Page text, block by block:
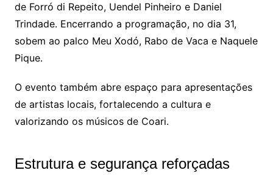
de Forró di Repeito, Uendel Pinheiro e Daniel
Trindade. Encerrando a programação, no dia 31,
sobem ao palco Meu Xodó, Rabo de Vaca e Naquele
Pique.
O evento também abre espaço para apresentações
de artistas locais, fortalecendo a cultura e
valorizando os músicos de Coari.
Estrutura e segurança reforçadas